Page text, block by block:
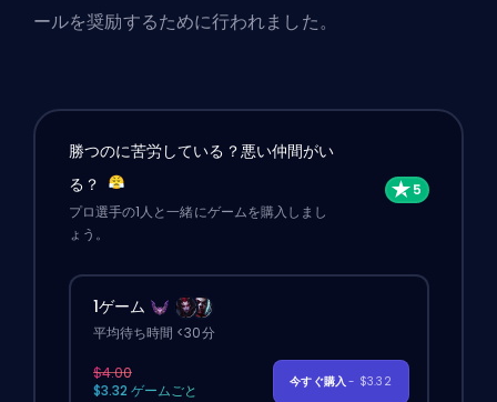
ールを奨励するために行われました。
勝つのに苦労している？悪い仲間がい
る？
プロ選手の1人と一緒にゲームを購入しまし
ょう。
1ゲーム
平均待ち時間 <30分
$4.00
$3.32 ゲームごと
今すぐ購入- $3.32